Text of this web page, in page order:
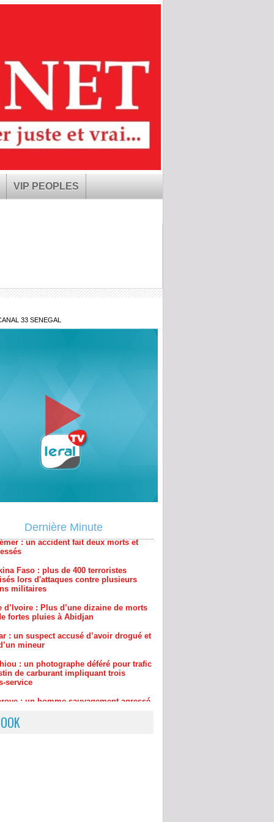
VIP PEOPLES
33 SENEGAL
Dernière Minute
Faso : plus de 400 terroristes
lors d'attaques contre plusieurs
d’Ivoire : Plus d’une dizaine de morts
fortes pluies à Abidjan
: un suspect accusé d’avoir drogué et
mineur
: un photographe déféré pour trafic
de carburant impliquant trois
: un homme sauvagement agressé
le gang était dirigée par… une